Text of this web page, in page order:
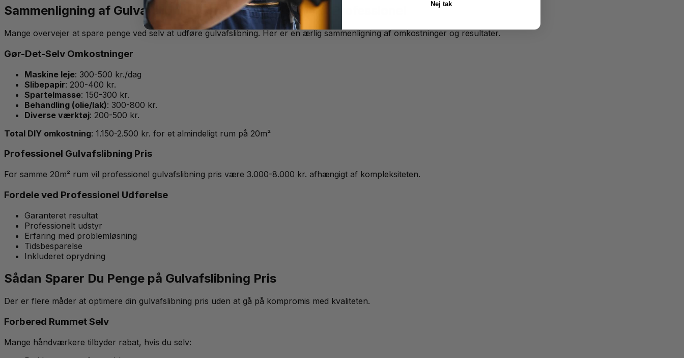
Sammenligning af Gulvafslibning Pris: Gør-det-selv vs. Professionel
Mange overvejer at spare penge ved selv at udføre gulvafslibning. Her er en ærlig sammenligning af omkostninger og resultater.
Gør-Det-Selv Omkostninger
Maskine leje: 300-500 kr./dag
Slibepapir: 200-400 kr.
Spartelmasse: 150-300 kr.
Behandling (olie/lak): 300-800 kr.
Diverse værktøj: 200-500 kr.
Total DIY omkostning: 1.150-2.500 kr. for et almindeligt rum på 20m²
Professionel Gulvafslibning Pris
For samme 20m² rum vil professionel gulvafslibning pris være 3.000-8.000 kr. afhængigt af kompleksiteten.
Fordele ved Professionel Udførelse
Garanteret resultat
Professionelt udstyr
Erfaring med problemløsning
Tidsbesparelse
Inkluderet oprydning
Sådan Sparer Du Penge på Gulvafslibning Pris
Der er flere måder at optimere din gulvafslibning pris uden at gå på kompromis med kvaliteten.
Forbered Rummet Selv
Mange håndværkere tilbyder rabat, hvis du selv:
Nej tak